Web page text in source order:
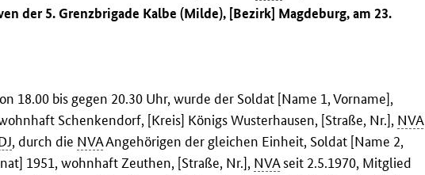
der 5. Grenzbrigade Kalbe (Milde), [Bezirk] Magdeburg, am 23.
18.00 bis gegen 20.30 Uhr, wurde der Soldat [Name 1, Vorname],
Schenkendorf, [Kreis] Königs Wusterhausen, [Straße, Nr.], NVA
, durch die NVAAngehörigen der gleichen Einheit, Soldat [Name 2,
1951, wohnhaft Zeuthen, [Straße, Nr.], NVAseit 2.5.1970, Mitglied